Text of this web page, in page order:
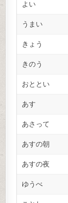
よい
うまい
きょう
きのう
おととい
あす
あさって
あすの朝
あすの夜
ゆうべ